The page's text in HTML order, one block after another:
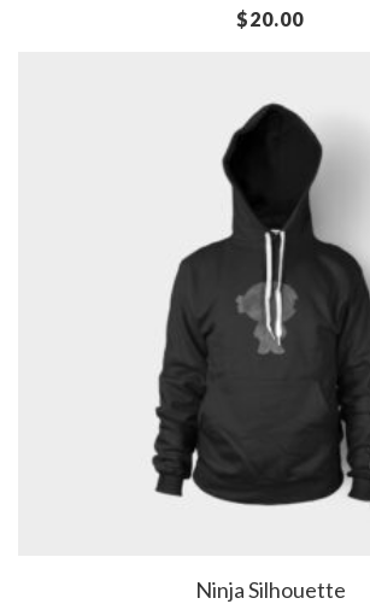
$20.00
Ninja Silhouette